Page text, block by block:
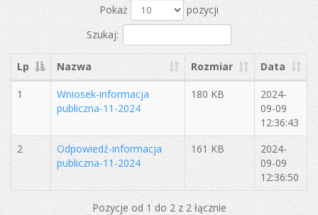
Pokaż
pozycji
Szukaj:
Lp Nazwa Rozmiar Data
1
Wniosek-informacja
publiczna-11-2024
180 KB
2024-
09-09
12:36:43
2
Odpowiedź-informacja
publiczna-11-2024
161 KB
2024-
09-09
12:36:50
Pozycje od 1 do 2 z 2 łącznie